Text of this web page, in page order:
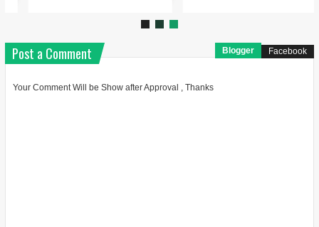
Post a Comment Blogger Facebook
Your Comment Will be Show after Approval , Thanks